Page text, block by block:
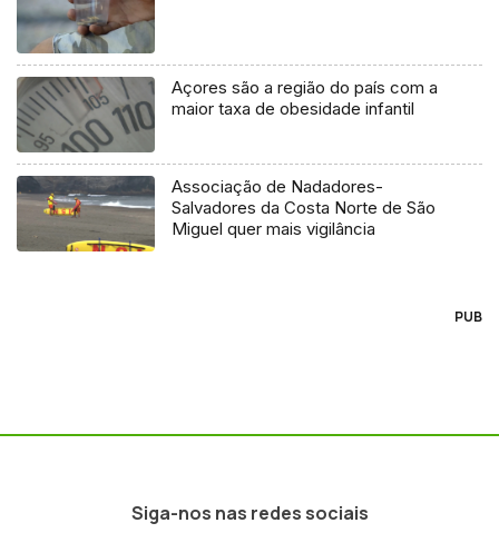
Açores são a região do país com a
maior taxa de obesidade infantil
Associação de Nadadores-
Salvadores da Costa Norte de São
Miguel quer mais vigilância
PUB
Siga-nos nas redes sociais